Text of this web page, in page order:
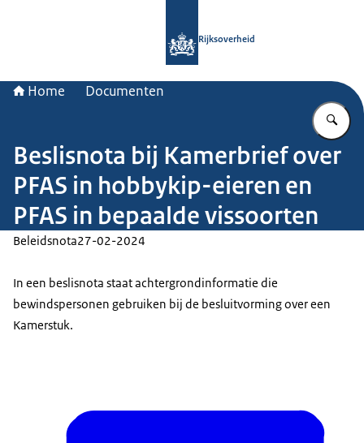
Rijksoverheid
Home Documenten
Beslisnota bij Kamerbrief over
PFAS in hobbykip-eieren en
PFAS in bepaalde vissoorten
Beleidsnota27-02-2024
In een beslisnota staat achtergrondinformatie die
bewindspersonen gebruiken bij de besluitvorming over een
Kamerstuk.